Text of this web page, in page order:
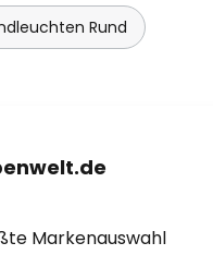
Rund
Markenauswahl